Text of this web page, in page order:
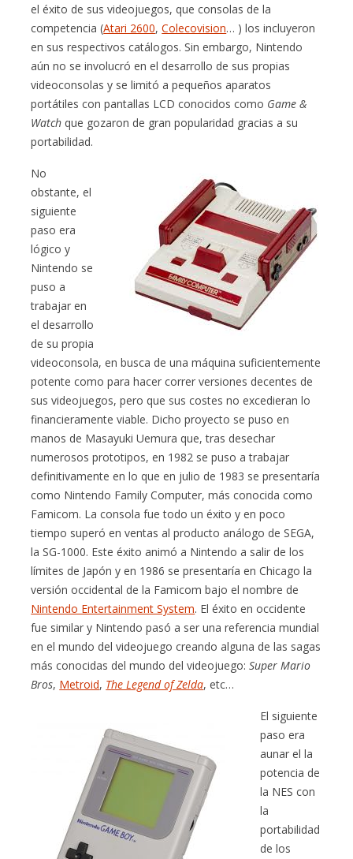
el éxito de sus videojuegos, que consolas de la
competencia (Atari 2600,Colecovision… ) los incluyeron
en sus respectivos catálogos. Sin embargo, Nintendo
aún no se involucró en el desarrollo de sus propias
videoconsolas y se limitó a pequeños aparatos
portátiles con pantallas LCD conocidos como Game &
Watch que gozaron de gran popularidad gracias a su
portabilidad.
No
obstante, el
siguiente
paso era
lógico y
Nintendo se
puso a
trabajar en
el desarrollo
de su propia
videoconsola, en busca de una máquina suficientemente
potente como para hacer correr versiones decentes de
sus videojuegos, pero que sus costes no excedieran lo
financieramente viable. Dicho proyecto se puso en
manos de Masayuki Uemura que, tras desechar
numerosos prototipos, en 1982 se puso a trabajar
definitivamente en lo que en julio de 1983 se presentaría
como Nintendo Family Computer, más conocida como
Famicom. La consola fue todo un éxito y en poco
tiempo superó en ventas al producto análogo de SEGA,
la SG-1000. Este éxito animó a Nintendo a salir de los
límites de Japón y en 1986 se presentaría en Chicago la
versión occidental de la Famicom bajo el nombre de
Nintendo Entertainment System. El éxito en occidente
fue similar y Nintendo pasó a ser una referencia mundial
en el mundo del videojuego creando alguna de las sagas
más conocidas del mundo del videojuego:Super Mario
Bros, Metroid, The Legend of Zelda, etc…
El siguiente
paso era
aunar el la
potencia de
la NES con
la
portabilidad
de los